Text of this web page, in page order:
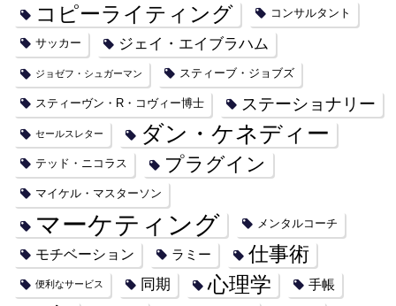
コピーライティング コンサルタント
サッカー ジェイ・エイブラハム
ジョゼフ・シュガーマン スティーブ・ジョブズ
スティーヴン・R・コヴィー博士 ステーショナリー
セールスレター ダン・ケネディー
テッド・ニコラス プラグイン
マイケル・マスターソン
マーケティング メンタルコーチ
モチベーション ラミー 仕事術
便利なサービス 同期 心理学 手帳